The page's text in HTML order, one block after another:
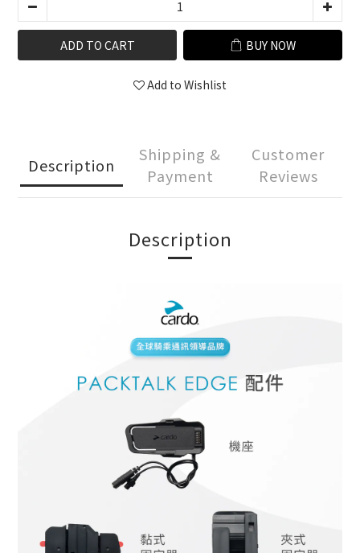
ADD TO CART BUY NOW
Add to Wishlist
Description
Shipping &
Payment
Customer
Reviews
Description